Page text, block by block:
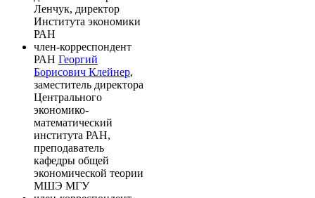
Ленчук, директор
Института экономики
РАН
член-корреспондент
РАН Георгий
Борисович Клейнер,
заместитель директора
Центрального
экономико-
математический
института РАН,
преподаватель
кафедры общей
экономической теории
МШЭ МГУ